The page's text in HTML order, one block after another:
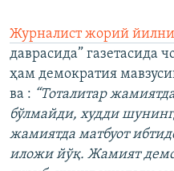
Журналист жорий
даврасида” газетасида
ҳам демократия
ва : “Тоталитар
бўлмайди, худди
жамиятда матбуот
иложи йўқ. Жамият